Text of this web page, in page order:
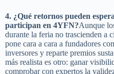
4. ¿Qué retornos pueden
participan en 4YFN?Aunque
durante la feria no trascienden a
pone cara a cara a fundadores
inversores y reparte premios
más realista es otro: ganar
comprobar con expertos la